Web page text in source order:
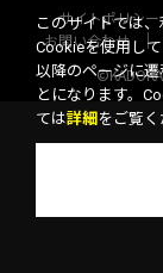
サイトポリシー
お問い合わせ
このサイトでは
Cookieを使用し
以降のページに
とになります。
ては詳細 をご覧く